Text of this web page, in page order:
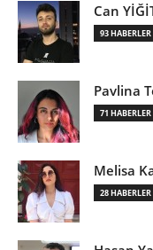
Can
93 HABERLER
Pavlina
71 HABERLER
Melisa
28 HABERLER